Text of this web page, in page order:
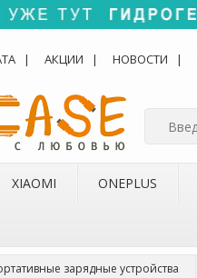
АКЦИИ НОВОСТИ
XIAOMI ONEPLUS
зарядные устройства